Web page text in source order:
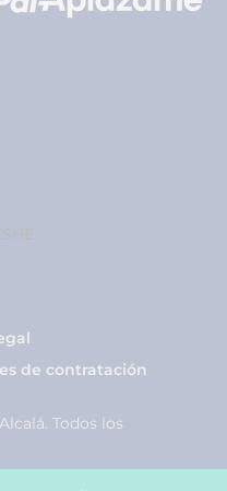
de contratación
Todos los